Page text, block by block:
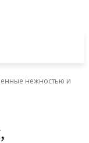
нежностью и